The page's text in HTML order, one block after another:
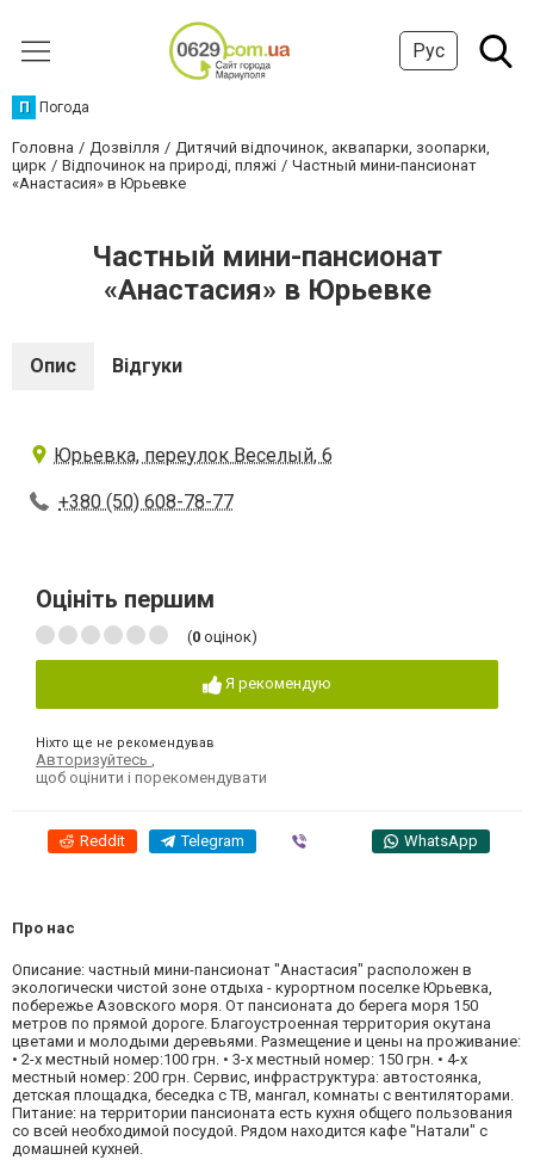
Рус
П Погода
Головна Дозвілля
Дитячий відпочинок, аквапарки, зоопарки,
цирк
Відпочинок на природі, пляжі
Частный мини-пансионат
«Анастасия» в Юрьевке
Частный мини-пансионат
«Анастасия» в Юрьевке
Опис Відгуки
Юрьевка, переулок Веселый, 6
+380 (50) 608-78-77
Оцініть першим
(0 оцінок)
Я рекомендую
Ніхто ще не рекомендував
Авторизуйтесь
щоб оцінити і порекомендувати
Reddit Telegram WhatsApp
Про нас
Описание: частный мини-пансионат "Анастасия" расположен в
экологически чистой зоне отдыха - курортном поселке Юрьевка,
побережье Азовского моря. От пансионата до берега моря 150
метров по прямой дороге. Благоустроенная территория окутана
цветами и молодыми деревьями. Размещение и цены на проживание:
• 2-х местный номер:100 грн. • 3-х местный номер: 150 грн. • 4-х
местный номер: 200 грн. Сервис, инфраструктура: автостоянка,
детская площадка, беседка с ТВ, мангал, комнаты с вентиляторами.
Питание: на территории пансионата есть кухня общего пользования
со всей необходимой посудой. Рядом находится кафе "Натали" с
домашней кухней.